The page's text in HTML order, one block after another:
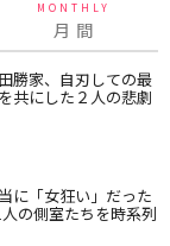
MONTHLY
月 間
勝家、自刃しての最
共にした２人の悲劇
に「女狂い」だった
の側室たちを時系列